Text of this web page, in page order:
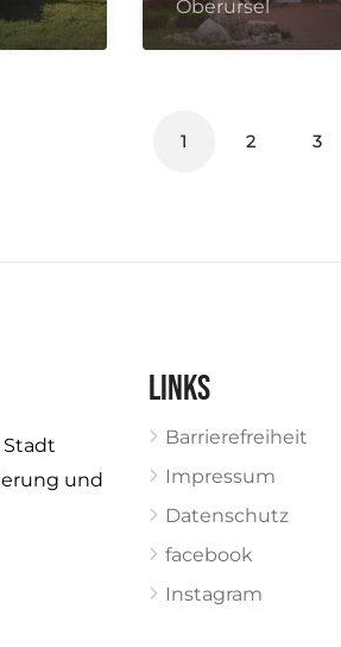
und
Barrierefreiheit
Impressum
Datenschutz
facebook
Instagram